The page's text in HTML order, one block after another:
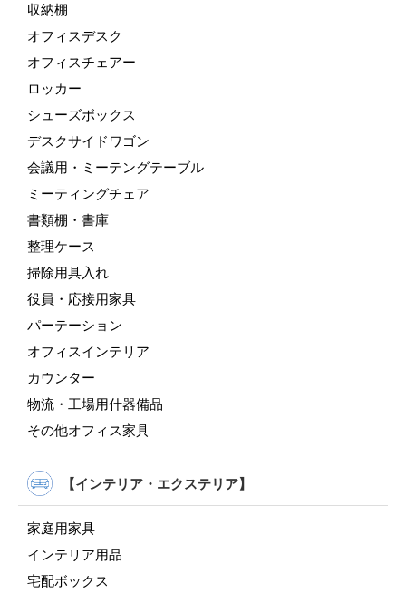
収納棚
オフィスデスク
オフィスチェアー
ロッカー
シューズボックス
デスクサイドワゴン
会議用・ミーテングテーブル
ミーティングチェア
書類棚・書庫
整理ケース
掃除用具入れ
役員・応接用家具
パーテーション
オフィスインテリア
カウンター
物流・工場用什器備品
その他オフィス家具
【インテリア・エクステリア】
家庭用家具
インテリア用品
宅配ボックス